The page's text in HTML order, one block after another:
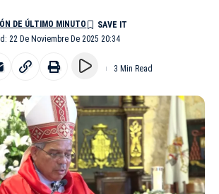
22 De Noviembre De 2025 20:34
DE ÚLTIMO MINUTO
3 Min Read